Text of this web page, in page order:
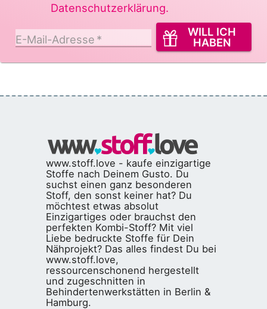
Datenschutzerklärung.
E-Mail-Adresse *
WILL ICH
HABEN
www.stoff.love - kaufe einzigartige
Stoffe nach Deinem Gusto. Du
suchst einen ganz besonderen
Stoff, den sonst keiner hat? Du
möchtest etwas absolut
Einzigartiges oder brauchst den
perfekten Kombi-Stoff? Mit viel
Liebe bedruckte Stoffe für Dein
Nähprojekt? Das alles findest Du bei
www.stoff.love,
ressourcenschonend hergestellt
und zugeschnitten in
Behindertenwerkstätten in Berlin &
Hamburg.